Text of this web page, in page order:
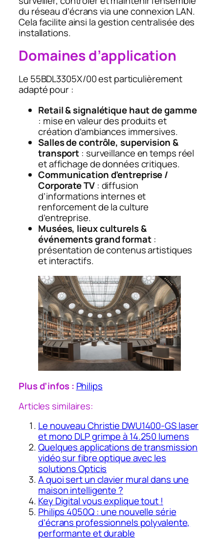
du réseau d’écrans via une connexion LAN.
Cela facilite ainsi la gestion centralisée des
installations.
Domaines d’application
Le 55BDL3305X/00 est particulièrement
adapté pour :
Retail & signalétique haut de gamme
: mise en valeur des produits et
création d’ambiances immersives.
Salles de contrôle, supervision &
transport : surveillance en temps réel
et affichage de données critiques.
Communication d’entreprise /
Corporate TV: diffusion
d’informations internes et
renforcement de la culture
d’entreprise.
Musées, lieux culturels &
événements grand format:
présentation de contenus artistiques
et interactifs.
Plus d’infos : Philips
Articles similaires:
Le nouveau Christie DWU1400-GS laser
et mono DLP grimpe à 14.250 lumens
Quelques applications de transmission
vidéo sur fibre optique avec les
solutions Opticis
A quoi sert un clavier mural dans une
maison intelligente ?
Key Digital vous explique tout !
Philips 4050Q : une nouvelle série
d’écrans professionnels polyvalente,
performante et durable